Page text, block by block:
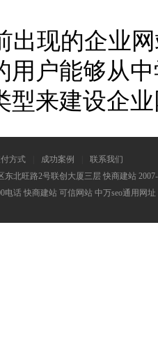
现的企业
用户能够从
型来建设企
方式 成功案例
联系我们
北旺路2号联创大厦三层 快商建站
电话 快商建站 可信网站 中万seo通用网址